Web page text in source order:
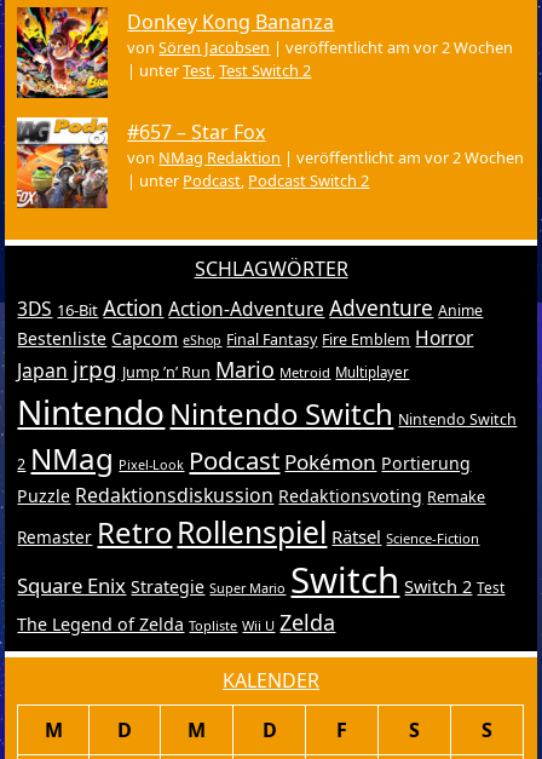
Donkey Kong Bananza
vonSören Jacobsen |veröffentlicht am vor 2 Wochen
| unterTest,Test Switch 2
#657 – Star Fox
von NMag Redaktion |veröffentlicht am vor 2 Wochen
| unter Podcast, Podcast Switch 2
SCHLAGWÖRTER
3DS 16-Bit Action Action-Adventure Adventure Anime
Bestenliste Capcom eShop Final Fantasy Fire Emblem Horror
Japan jrpg Jump ’n’ Run Mario Metroid Multiplayer
Nintendo Nintendo Switch Nintendo Switch
2 NMag Pixel-Look Podcast Pokémon Portierung
Puzzle Redaktionsdiskussion Redaktionsvoting Remake
Remaster RetroRollenspiel Rätsel Science-Fiction
Square Enix Strategie Super Mario Switch Switch 2 Test
The Legend of Zelda Topliste Wii U Zelda
KALENDER
M D M D F S
S